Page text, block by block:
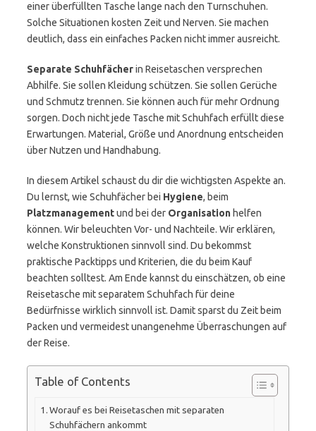
einer überfüllten Tasche lange nach den Turnschuhen.
Solche Situationen kosten Zeit und Nerven. Sie machen
deutlich, dass ein einfaches Packen nicht immer ausreicht.
Separate Schuhfächerin Reisetaschen versprechen
Abhilfe. Sie sollen Kleidung schützen. Sie sollen Gerüche
und Schmutz trennen. Sie können auch für mehr Ordnung
sorgen. Doch nicht jede Tasche mit Schuhfach erfüllt diese
Erwartungen. Material, Größe und Anordnung entscheiden
über Nutzen und Handhabung.
In diesem Artikel schaust du dir die wichtigsten Aspekte an.
Du lernst, wie Schuhfächer bei Hygiene, beim
Platzmanagementund bei der Organisation helfen
können. Wir beleuchten Vor- und Nachteile. Wir erklären,
welche Konstruktionen sinnvoll sind. Du bekommst
praktische Packtipps und Kriterien, die du beim Kauf
beachten solltest. Am Ende kannst du einschätzen, ob eine
Reisetasche mit separatem Schuhfach für deine
Bedürfnisse wirklich sinnvoll ist. Damit sparst du Zeit beim
Packen und vermeidest unangenehme Überraschungen auf
der Reise.
Table of Contents
Worauf es bei Reisetaschen mit separaten
Schuhfächern ankommt